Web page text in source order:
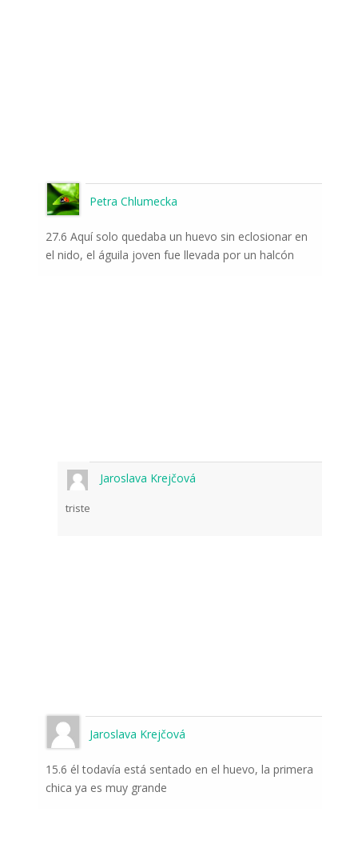
Petra Chlumecka
27.6 Aquí solo quedaba un huevo sin eclosionar en
el nido, el águila joven fue llevada por un halcón
Jaroslava Krejčová
triste
Jaroslava Krejčová
15.6 él todavía está sentado en el huevo, la primera
chica ya es muy grande